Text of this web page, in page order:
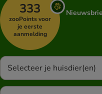
333
zooPoints voor
je eerste
aanmelding
Selecteer je huisdier(en)